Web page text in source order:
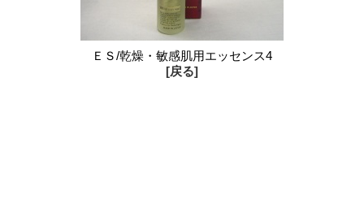
ＥＳ/乾燥・敏感肌用エッセンス4
[戻る]